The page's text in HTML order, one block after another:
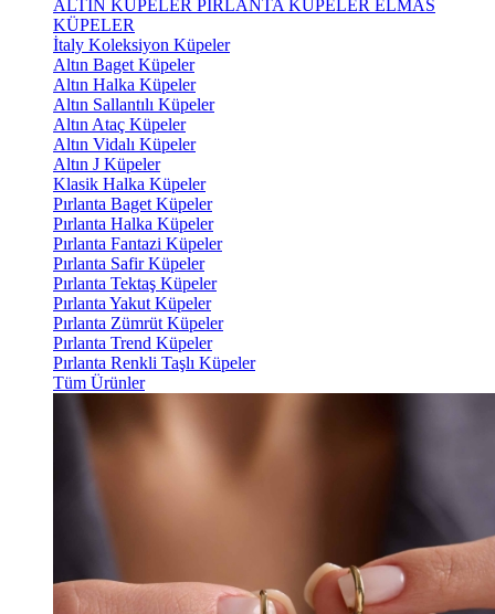
ALTIN KÜPELER PIRLANTA KÜPELER ELMAS
KÜPELER
İtaly Koleksiyon Küpeler
Altın Baget Küpeler
Altın Halka Küpeler
Altın Sallantılı Küpeler
Altın Ataç Küpeler
Altın Vidalı Küpeler
Altın J Küpeler
Klasik Halka Küpeler
Pırlanta Baget Küpeler
Pırlanta Halka Küpeler
Pırlanta Fantazi Küpeler
Pırlanta Safir Küpeler
Pırlanta Tektaş Küpeler
Pırlanta Yakut Küpeler
Pırlanta Zümrüt Küpeler
Pırlanta Trend Küpeler
Pırlanta Renkli Taşlı Küpeler
Tüm Ürünler